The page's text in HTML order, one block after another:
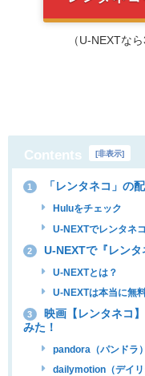
（U-NEXTな
Contents [非表示]
1 「レンタネコ」の
Huluをチェック
U-NEXTでレンタネ
2 U-NEXTで『レン
U-NEXTとは？
U-NEXTは本当に無
3
映画【レンタネコ
みた！
pandora（パンドラ
dailymotion（デイ